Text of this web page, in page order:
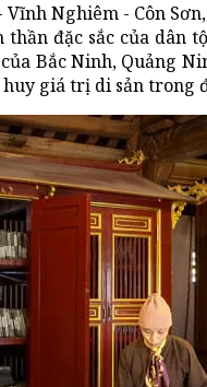
Nghiêm - Côn
đặc sắc của dân
Bắc Ninh, Quảng
giá trị di sản trong